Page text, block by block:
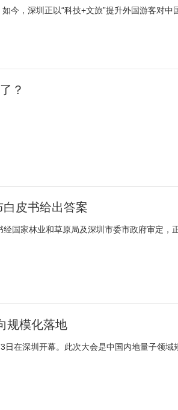
今，深圳正以“科技+文旅”提升外国游客对中
？
皮书给出答案
国家林业和草原局及深圳市委市政府审定，
规模化落地
日在深圳开幕。此次大会是中国内地量子领